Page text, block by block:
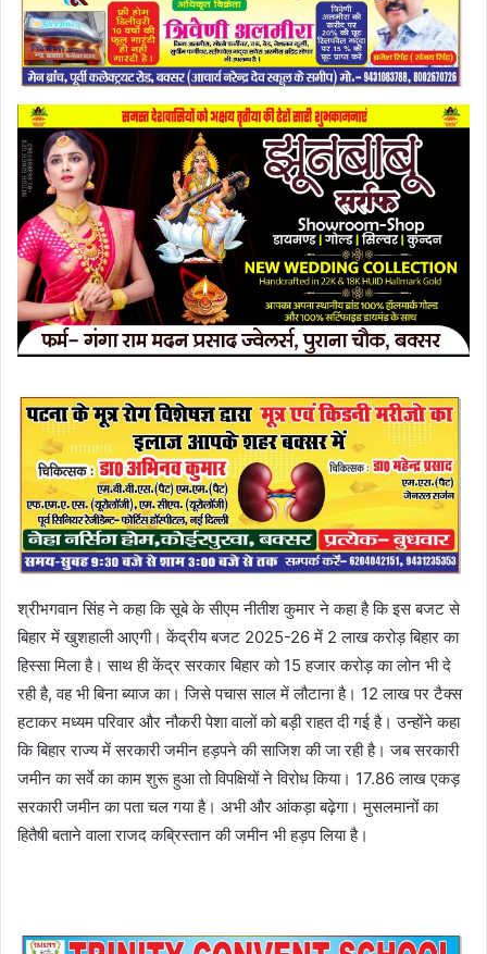
श्रीभगवान सिंह ने कहा कि सूबे के सीएम नीतीश कुमार ने कहा है कि इस बजट से
बिहार में खुशहाली आएगी। केंद्रीय बजट 2025-26 में 2 लाख करोड़ बिहार का
हिस्सा मिला है। साथ ही केंद्र सरकार बिहार को 15 हजार करोड़ का लोन भी दे
रही है, वह भी बिना ब्याज का। जिसे पचास साल में लौटाना है। 12 लाख पर टैक्स
हटाकर मध्यम परिवार और नौकरी पेशा वालों को बड़ी राहत दी गई है। उन्होंने कहा
कि बिहार राज्य में सरकारी जमीन हड़पने की साजिश की जा रही है। जब सरकारी
जमीन का सर्वे का काम शुरू हुआ तो विपक्षियों ने विरोध किया। 17.86 लाख एकड़
सरकारी जमीन का पता चल गया है। अभी और आंकड़ा बढ़ेगा। मुसलमानों का
हितैषी बताने वाला राजद कब्रिस्तान की जमीन भी हड़प लिया है।